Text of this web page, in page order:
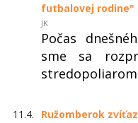
futbalovej rodine"
JK
Počas
sme sa
11.4. Ružomberok